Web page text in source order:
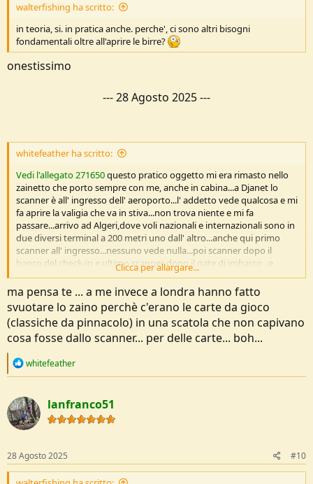
walterfishing ha scritto:
in teoria, si. in pratica anche. perche', ci sono altri bisogni
fondamentali oltre all'aprire le birre?
onestissimo
---28 Agosto 2025---
whitefeather ha scritto:
Vedi l'allegato 271650questo pratico oggetto mi era rimasto nello
zainetto che porto sempre con me, anche in cabina...a Djanet lo
scanner è all' ingresso dell' aeroporto...l' addetto vede qualcosa e mi
fa aprire la valigia che va in stiva...non trova niente e mi fa
passare...arrivo ad Algeri,dove voli nazionali e internazionali sono in
due diversi terminal a 200 metri uno dall' altro...anche qui primo
scanner all' ingresso...nessuno vede nulla...poi scanner dopo il
banco del check-in e ultimo scanner dopo il gate di imbarco ..e
fanno TRE... arrivo a Parigi CDG e vado all' imbarco per
Milano...scanner dello zainetto...nessuno vede il giocattolo e arrivo a
MXP e da lì a casa...svuoto i bagagli e lo trovo...a dimostrazione che i
controlli son fatti a " membro di segugio".
Clicca per allargare...
ma pensa te ... a me invece a londra hanno fatto
svuotare lo zaino perchè c'erano le carte da gioco
(classiche da pinnacolo) in una scatola che non capivano
cosa fosse dallo scanner... per delle carte... boh...
R
c
t
i
o
s
:
whitefeather
lanfranco51
28 Agosto 2025 #10